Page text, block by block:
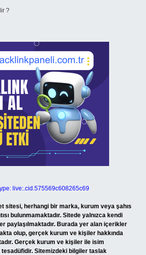
?
live:.cid.575569c608265c69
sitesi, herhangi bir marka, kurum veya şahıs
bulunmamaktadır. Sitede yalnızca kendi
paylaşılmaktadır. Burada yer alan içerikler
olup, gerçek kurum ve kişiler hakkında
Gerçek kurum ve kişiler ile isim
Sitemizdeki bilgiler taslak